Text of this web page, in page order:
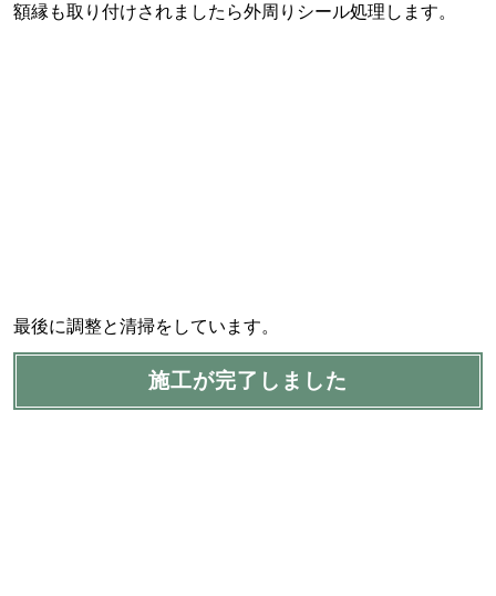
額縁も取り付けされましたら外周りシール処理します。
最後に調整と清掃をしています。
施工が完了しました